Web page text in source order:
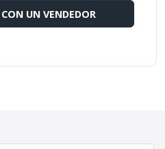
UN VENDEDOR